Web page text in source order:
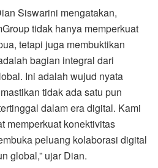
Siswarini mengatakan,
tidak hanya memperkuat
tetapi juga membuktikan
bagian integral dari
Ini adalah wujud nyata
tidak ada satu pun
dalam era digital. Kami
memperkuat konektivitas
peluang kolaborasi digital
global,” ujar Dian.